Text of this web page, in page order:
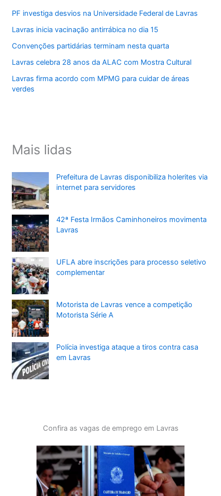
PF investiga desvios na Universidade Federal de Lavras
Lavras inicia vacinação antirrábica no dia 15
Convenções partidárias terminam nesta quarta
Lavras celebra 28 anos da ALAC com Mostra Cultural
Lavras firma acordo com MPMG para cuidar de áreas
verdes
Mais lidas
Prefeitura de Lavras disponibiliza holerites via
internet para servidores
42ª Festa Irmãos Caminhoneiros movimenta
Lavras
UFLA abre inscrições para processo seletivo
complementar
Motorista de Lavras vence a competição
Motorista Série A
Polícia investiga ataque a tiros contra casa
em Lavras
Confira as vagas de emprego em Lavras